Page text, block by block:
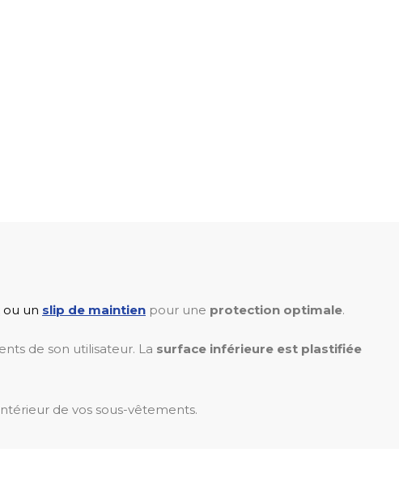
ou un slip de maintien pour une protection optimale.
de son utilisateur. La surface inférieure est plastifiée
de vos sous-vêtements.